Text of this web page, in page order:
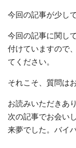
今回の記事が少し
今回の記事に関し
付けていますので
てください。
それこそ、質問は
お読みいただきあ
次の記事でお会い
来夢でした。バイ